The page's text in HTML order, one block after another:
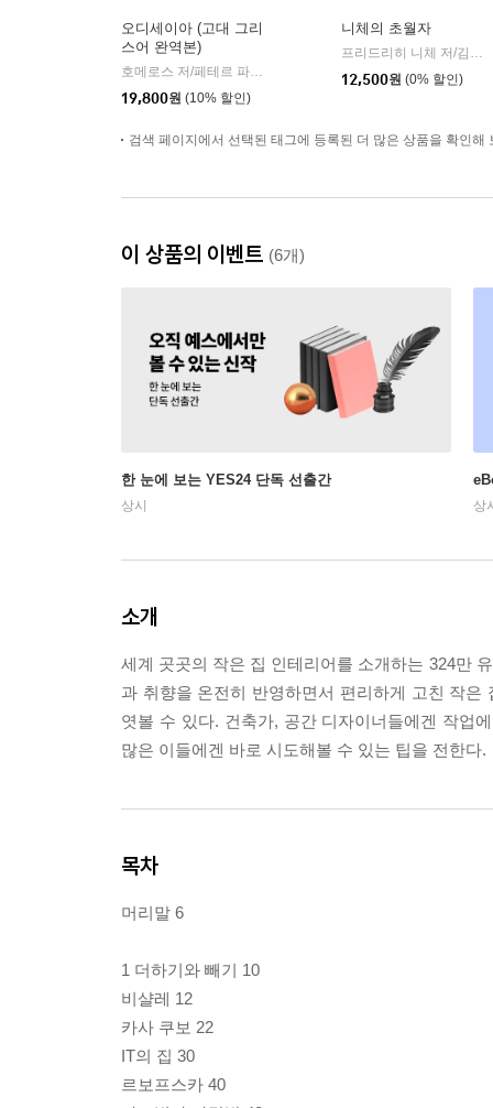
오디세이아 (고대 그리
스어 완역본)
| 현대지성
19,800원 (10% 할인)
니체의 초월자
12,500원 (0% 할인)
검색 페이지에서 선택된 태그에 등록된 더 많은 상품을 확인해
이 상품의 이벤트 (6개)
한 눈에 보는 YES24 단독 선출간
상시 상
소개
세계 곳곳의 작은 집 인테리어를 소개하는 324만
과 취향을 온전히 반영하면서 편리하게 고친 작
엿볼 수 있다. 건축가, 공간 디자이너들에겐 작업
많은 이들에겐 바로 시도해볼 수 있는 팁을 전한다.
목차
머리말 6
1 더하기와 빼기 10
비샬레 12
카사 쿠보 22
IT의 집 30
르보프스카 40